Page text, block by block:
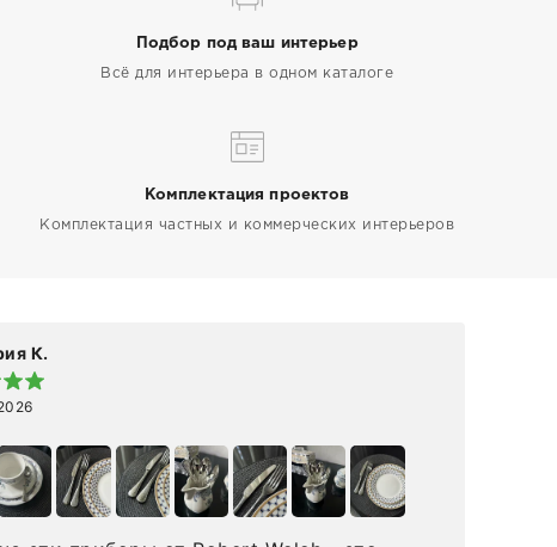
Подбор под ваш интерьер
Всё для интерьера в одном каталоге
Комплектация проектов
Комплектация частных и коммерческих интерьеров
К.